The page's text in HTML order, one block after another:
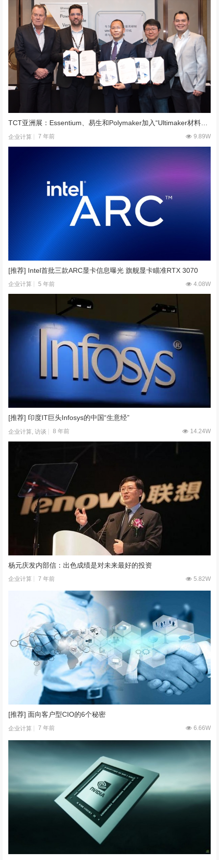
企业计算 7 年前 9.89W
[推荐] Intel首批三款ARC显卡信息曝光 旗舰显卡瞄准RTX 3070
企业计算 5 年前 4.08W
[推荐] 印度IT巨头Infosys的中国“生意经”
企业计算,访谈 8 年前 14.24W
杨元庆发内部信：出色成绩是对未来最好的投资
企业计算 7 年前 5.82W
[推荐] 面向客户型CIO的6个秘密
企业计算 7 年前 6.66W